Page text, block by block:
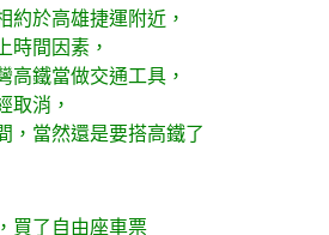
約於高雄捷運附近，
時間因素，
高鐵當做交通工具，
取消，
，當然還是要搭高鐵了
買了自由座車票